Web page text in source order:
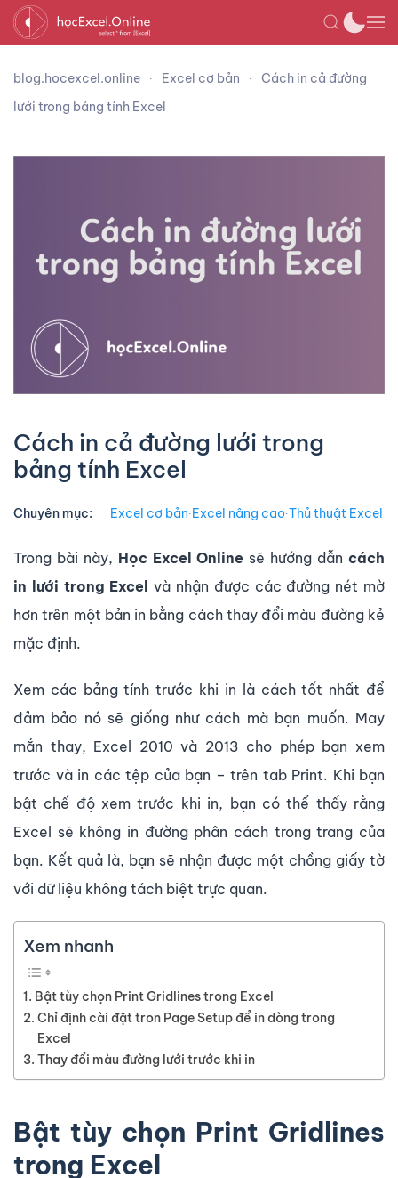
blog.hocexcel.online Excel cơ bản
Cách in cả đường
lưới trong bảng tính Excel
Cách in cả đường lưới trong
bảng tính Excel
Chuyên mục: Excel cơ bản∙Excel nâng cao∙Thủ thuật Excel
Trong bài này, Học Excel Online sẽ hướng dẫncách
in lưới trong Excel và nhận được các đường nét mờ
hơn trên một bản in bằng cách thay đổi màu đường kẻ
mặc định.
Xem các bảng tính trước khi in là cách tốt nhất để
đảm bảo nó sẽ giống như cách mà bạn muốn. May
mắn thay, Excel 2010 và 2013 cho phép bạn xem
trước và in các tệp của bạn – trên tab Print. Khi bạn
bật chế độ xem trước khi in, bạn có thể thấy rằng
Excel sẽ không in đường phân cách trong trang của
bạn. Kết quả là, bạn sẽ nhận được một chồng giấy tờ
với dữ liệu không tách biệt trực quan.
Xem nhanh
Bật tùy chọn Print Gridlines trong Excel
Chỉ định cài đặt tron Page Setup để in dòng trong
Excel
Thay đổi màu đường lưới trước khi in
Bật tùy chọn Print Gridlines
trong Excel